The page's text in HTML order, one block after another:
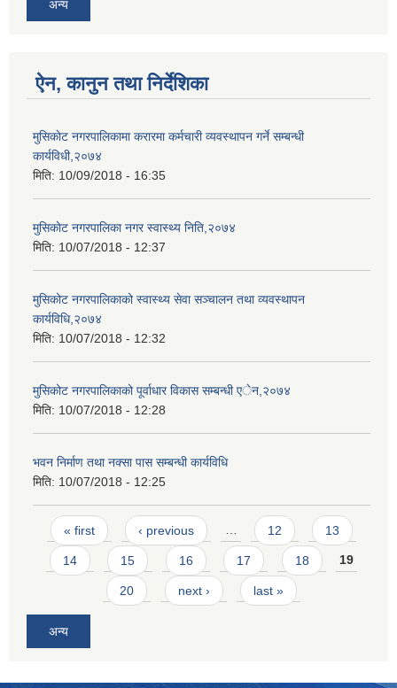
अन्य
ऐन, कानुन तथा निर्देशिका
मुसिकाेट नगरपालिकामा करारमा कर्मचारी व्यवस्थापन गर्ने सम्बन्धी
कार्यविधी,२०७४
मिति: 10/09/2018 - 16:35
मुसिकाेट नगरपालिका नगर स्वास्थ्य निति,२०७४
मिति: 10/07/2018 - 12:37
मुसिकोट नगरपालिकाको स्वास्थ्य सेवा सञ्चालन तथा व्यवस्थापन
कार्यविधि,२०७४
मिति: 10/07/2018 - 12:32
मुसिकोट नगरपालिकाको पूर्वाधार विकास सम्बन्धी एेन,२०७४
मिति: 10/07/2018 - 12:28
भवन निर्माण तथा नक्सा पास सम्बन्धी कार्यविधि
मिति: 10/07/2018 - 12:25
Pages
« first ‹ previous … 12 13
14 15 16 17 18 19
20 next › last »
अन्य